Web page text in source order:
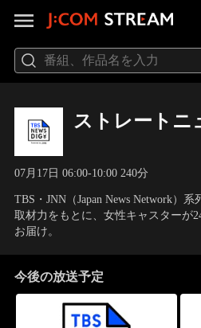
ストレートニ
07月17日 06:00-10:00 240分
TBS・JNN（Japan News Network）
取材力をもとに、女性キャスターが
お届け。
今後の放送予定